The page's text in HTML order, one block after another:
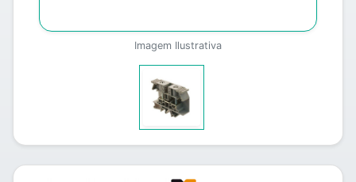
Imagem Ilustrativa